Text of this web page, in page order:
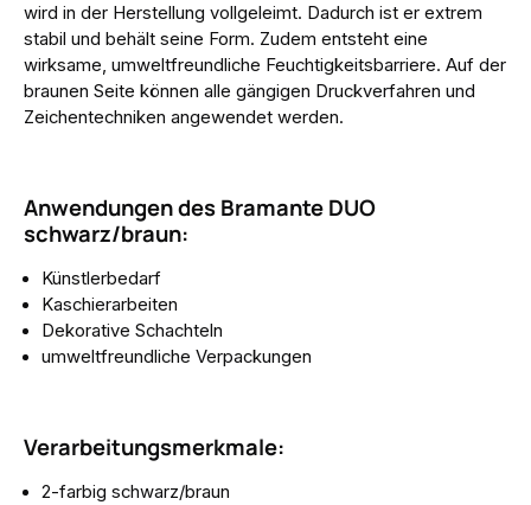
wird in der Herstellung vollgeleimt. Dadurch ist er extrem
stabil und behält seine Form. Zudem entsteht eine
wirksame, umweltfreundliche Feuchtigkeitsbarriere. Auf der
braunen Seite können alle gängigen Druckverfahren und
Zeichentechniken angewendet werden.
Anwendungen des Bramante DUO
schwarz/braun:
Künstlerbedarf
Kaschierarbeiten
Dekorative Schachteln
umweltfreundliche Verpackungen
Verarbeitungsmerkmale:
2-farbig schwarz/braun